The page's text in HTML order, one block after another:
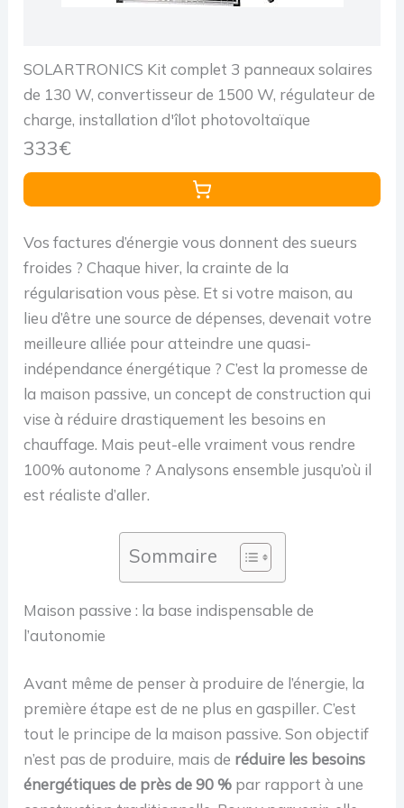
SOLARTRONICS Kit complet 3 panneaux solaires
de 130 W, convertisseur de 1500 W, régulateur de
charge, installation d'îlot photovoltaïque
333€
Vos factures d’énergie vous donnent des sueurs
froides ? Chaque hiver, la crainte de la
régularisation vous pèse. Et si votre maison, au
lieu d’être une source de dépenses, devenait votre
meilleure alliée pour atteindre une quasi-
indépendance énergétique ? C’est la promesse de
la maison passive, un concept de construction qui
vise à réduire drastiquement les besoins en
chauffage. Mais peut-elle vraiment vous rendre
100% autonome ? Analysons ensemble jusqu’où il
est réaliste d’aller.
Sommaire
Maison passive : la base indispensable de
l’autonomie
Avant même de penser à produire de l’énergie, la
première étape est de ne plus en gaspiller. C’est
tout le principe de la maison passive. Son objectif
n’est pas de produire, mais de réduire les besoins
énergétiques de près de 90 % par rapport à une